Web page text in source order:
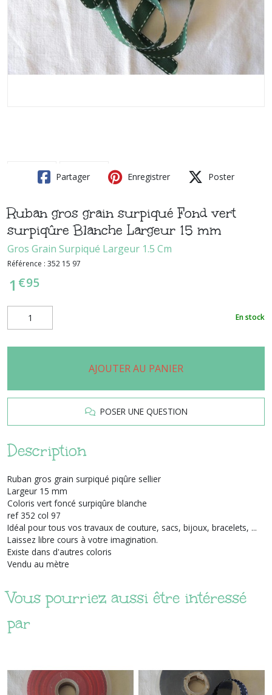
Partager Enregistrer Poster
Ruban gros grain surpiqué Fond vert
surpiqûre Blanche Largeur 15 mm
Gros Grain Surpiqué Largeur 1.5 Cm
Référence : 352 15 97
1 €95
En stock
AJOUTER AU PANIER
POSER UNE QUESTION
Description
Ruban gros grain surpiqué piqûre sellier
Largeur 15 mm
Coloris vert foncé surpiqûre blanche
ref 352 col 97
Idéal pour tous vos travaux de couture, sacs, bijoux, bracelets, ...
Laissez libre cours à votre imagination.
Existe dans d'autres coloris
Vendu au mètre
Vous pourriez aussi être intéressé
par